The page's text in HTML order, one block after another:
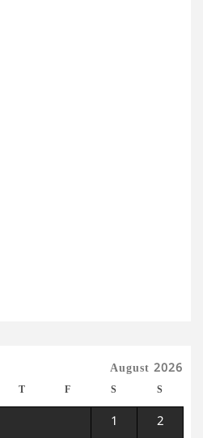
August 2026
T F S S
1 2